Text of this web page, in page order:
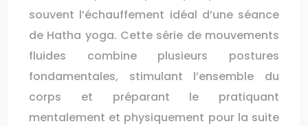
souvent l’échauffement idéal d’une séance
de Hatha yoga. Cette série de mouvements
fluides combine plusieurs postures
fondamentales, stimulant l’ensemble du
corps et préparant le pratiquant
mentalement et physiquement pour la suite